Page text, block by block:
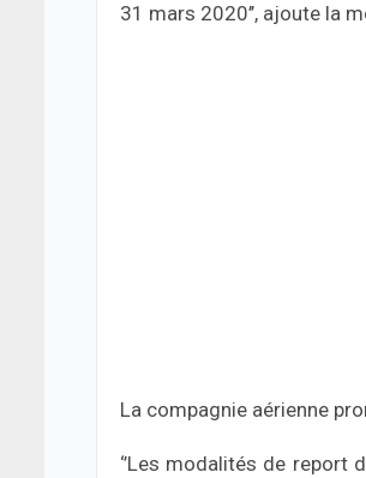
31 mars 2020’’, ajoute la
La compagnie aérienne
‘’Les modalités de